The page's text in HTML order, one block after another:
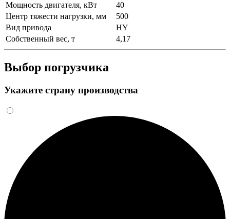
Мощность двигателя, кВт
40
Центр тяжести нагрузки, мм
500
Вид привода
HY
Собственный вес, т
4,17
Выбор погрузчика
Укажите страну производства